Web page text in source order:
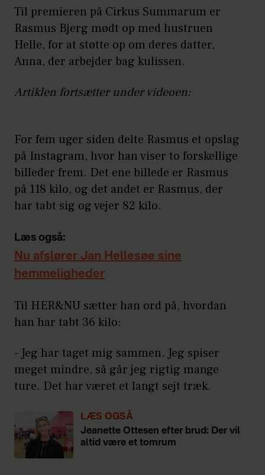
Til premieren på Cirkus Summarum er
Rasmus Bjerg mødt op med hustruen
Helle, for at støtte op om deres datter,
Anna, der arbejder bag kulissen.
Artiklen fortsætter under videoen:
For fem uger siden delte Rasmus et opslag
på Instagram, hvor han viser to forskellige
billeder frem. Det ene billede er Rasmus
på 118 kilo, og det andet er Rasmus, der
har tabt sig og vejer 82 kilo.
Læs også:
Nu afslører Jan Hellesøe sine
hemmeligheder
Til HER&NU sætter han ord på, hvordan
han har tabt 36 kilo:
- Jeg har taget mig sammen. Jeg spiser
meget mindre, så går jeg rigtig mange
ture. Det har været et langt sejt træk.
LÆS OGSÅ
Jeanette Ottesen efter brud: Der vil
altid være et tomrum